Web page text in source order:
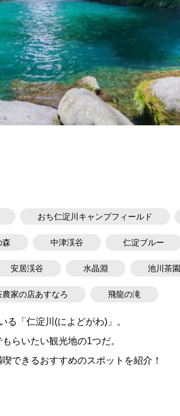
おち仁淀川キャンプフィールド
森 中津渓谷 仁淀ブルー
安居渓谷 水晶淵 池川茶園
農家の店あすなろ 飛龍の滝
「仁淀川(によどがわ)」。
らいたい観光地の1つだ。
できるおすすめのスポットを紹介！